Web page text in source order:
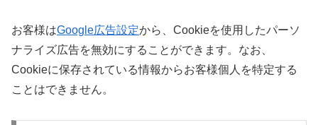
お客様はGoogle広告設定から、Cookieを使用したパーソ
ナライズ広告を無効にすることができます。なお、
Cookieに保存されている情報からお客様個人を特定する
ことはできません。